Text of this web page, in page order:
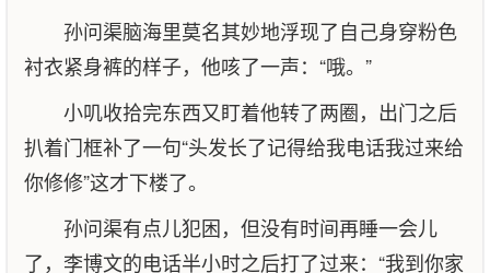
孙问渠脑海里莫名其妙地浮现了自己身穿粉色
衬衣紧身裤的样子，他咳了一声：“哦。”
小叽收拾完东西又盯着他转了两圈，出门之后
扒着门框补了一句“头发长了记得给我电话我过来给
你修修”这才下楼了。
孙问渠有点儿犯困，但没有时间再睡一会儿
了，李博文的电话半小时之后打了过来：“我到你家